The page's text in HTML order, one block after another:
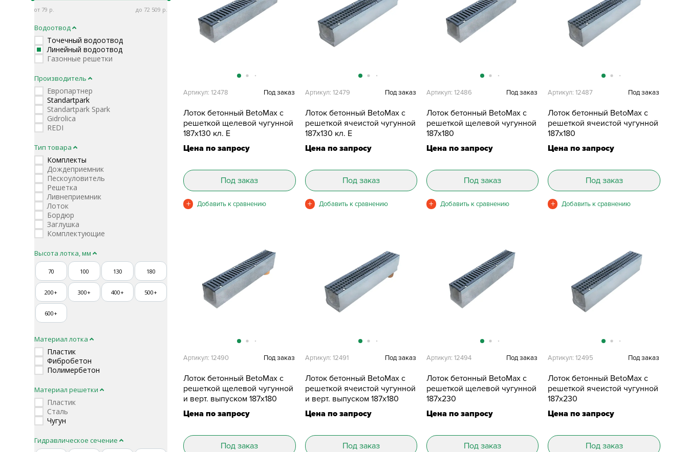
79 72 509
Водоотвод
Точечный водоотвод
Линейный водоотвод
Газонные решетки
Производитель
Европартнер
Standartpark
Standartpark Spark
Gidrolica
REDI
Тип товара
Комплекты
Дождеприемник
Пескоуловитель
Решетка
Ливнеприемник
Лоток
Бордюр
Заглушка
Комплектующие
Высота лотка, мм
70 100 130 180
200+ 300+ 400+ 500+
600+
Материал лотка
Пластик
Фибробетон
Полимербетон
Материал решетки
Пластик
Сталь
Чугун
Гидравлическое сечение
Лоток бетонный BetoMax с
решеткой щелевой чугунной
187х130 кл. E
Артикул: 12478 Под заказ
Цена по запросу
Под заказ
Лоток бетонный BetoMax с
решеткой ячеистой чугунной
187х130 кл. E
Артикул: 12479 Под заказ
Цена по запросу
Под заказ
Лоток бетонный BetoMax с
решеткой щелевой чугунной
187х180
Артикул: 12486 Под заказ
Цена по запросу
Под заказ
Лоток бетонный BetoMax с
решеткой ячеистой чугунной
187х180
Артикул: 12487 Под заказ
Цена по запросу
Под заказ
Лоток бетонный BetoMax с
решеткой щелевой чугунной
и верт. выпуском 187х180
Артикул: 12490 Под заказ
Цена по запросу
Под заказ
Лоток бетонный BetoMax с
решеткой ячеистой чугунной
и верт. выпуском 187х180
Артикул: 12491 Под заказ
Цена по запросу
Под заказ
Лоток бетонный BetoMax с
решеткой щелевой чугунной
187х230
Артикул: 12494 Под заказ
Цена по запросу
Под заказ
Лоток бетонный BetoMax с
решеткой ячеистой чугунной
187х230
Артикул: 12495 Под заказ
Цена по запросу
Под заказ